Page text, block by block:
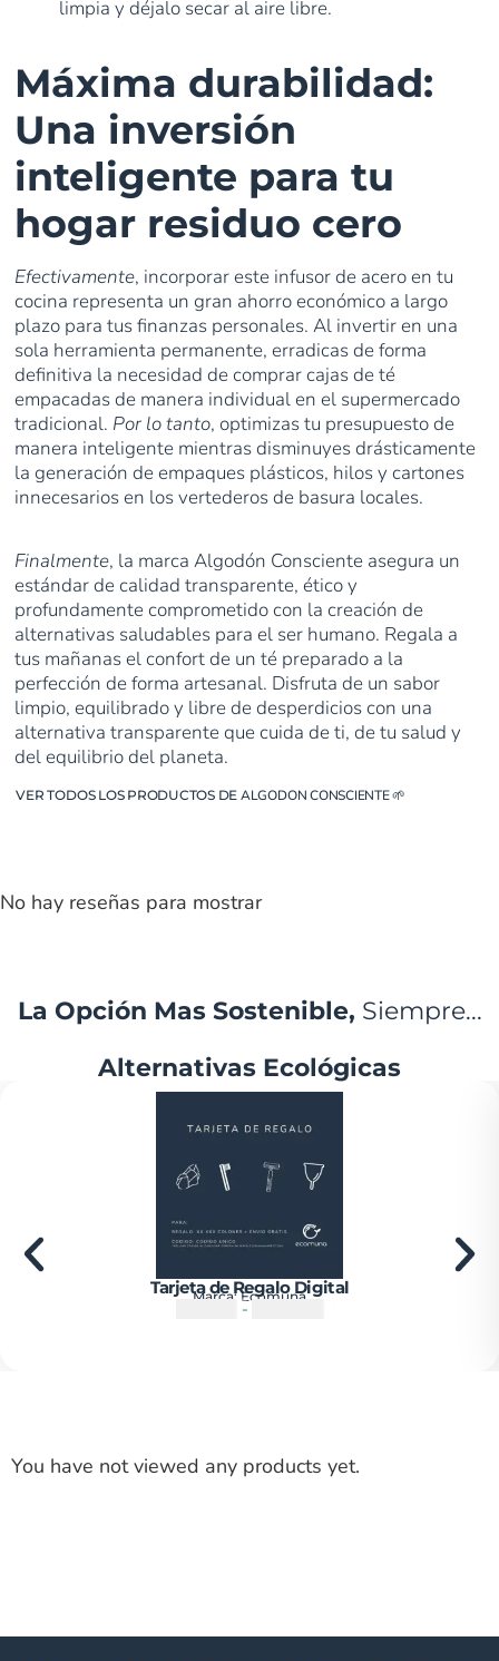
limpia y déjalo secar al aire libre.
Máxima durabilidad:
Una inversión
inteligente para tu
hogar residuo cero
Efectivamente, incorporar este infusor de acero en tu
cocina representa un gran ahorro económico a largo
plazo para tus finanzas personales. Al invertir en una
sola herramienta permanente, erradicas de forma
definitiva la necesidad de comprar cajas de té
empacadas de manera individual en el supermercado
tradicional. Por lo tanto, optimizas tu presupuesto de
manera inteligente mientras disminuyes drásticamente
la generación de empaques plásticos, hilos y cartones
innecesarios en los vertederos de basura locales.
Finalmente, la marca Algodón Consciente asegura un
estándar de calidad transparente, ético y
profundamente comprometido con la creación de
alternativas saludables para el ser humano. Regala a
tus mañanas el confort de un té preparado a la
perfección de forma artesanal. Disfruta de un sabor
limpio, equilibrado y libre de desperdicios con una
alternativa transparente que cuida de ti, de tu salud y
del equilibrio del planeta.
VER TODOS LOS PRODUCTOS DE ALGODON CONSCIENTE🌱
No hay reseñas para mostrar
La Opción Mas Sostenible, Siempre...
Alternativas Ecológicas
Tarjeta de Regalo Digital
Marca:Ecomuna
-
You have not viewed any products yet.